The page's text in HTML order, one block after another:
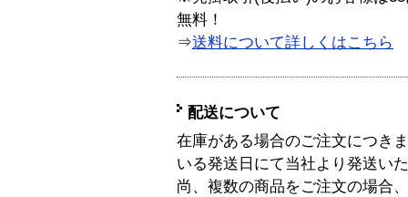
無料！
⇒送料について詳しくはこちら
配送について
在庫がある場合のご注文につき
いる発送日にて当社より発送い
尚、複数の商品をご注文の場合